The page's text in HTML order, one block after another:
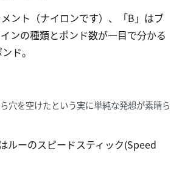
ント（ナイロンです）、「B」はブ
ンの種類とポンド数が一目で分かる
ド。
穴を空けたという実に単純な発想が素晴ら
ルーのスピードスティック(Speed